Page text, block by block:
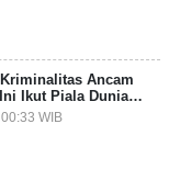
Ancam
Ikut Piala Dunia
WIB